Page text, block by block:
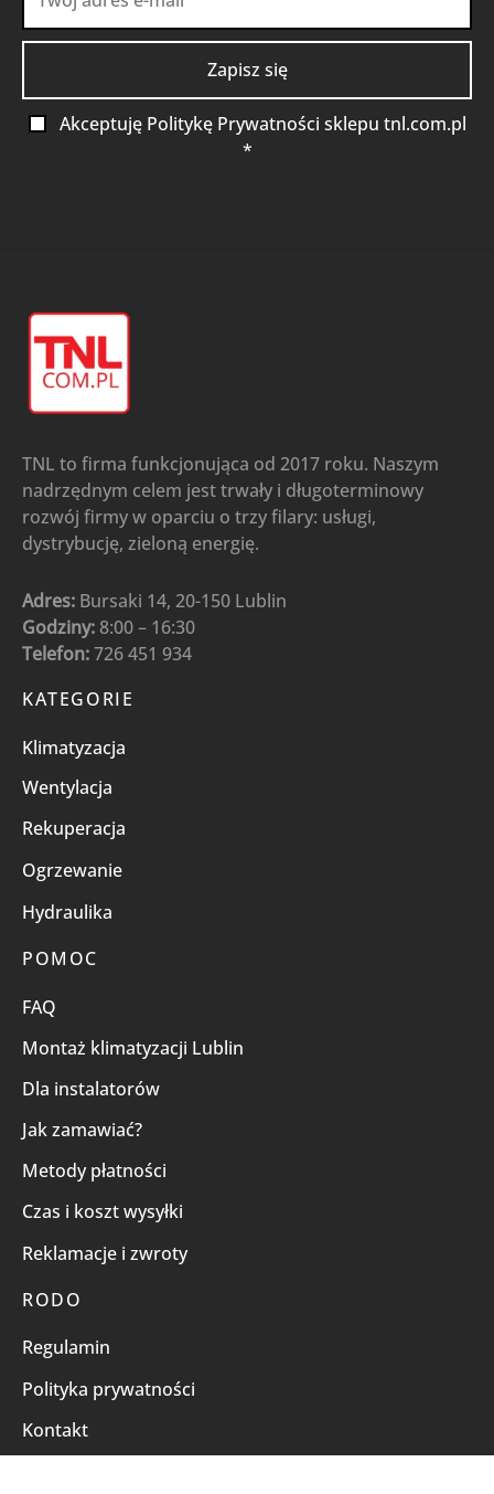
Akceptuję Politykę Prywatności sklepu tnl.com.pl
*
TNL to firma funkcjonująca od 2017 roku. Naszym
nadrzędnym celem jest trwały i długoterminowy
rozwój firmy w oparciu o trzy filary: usługi,
dystrybucję, zieloną energię.
Adres: Bursaki 14, 20-150 Lublin
Godziny: 8:00 – 16:30
Telefon:726 451 934
KATEGORIE
Klimatyzacja
Wentylacja
Rekuperacja
Ogrzewanie
Hydraulika
POMOC
FAQ
Montaż klimatyzacji Lublin
Dla instalatorów
Jak zamawiać?
Metody płatności
Czas i koszt wysyłki
Reklamacje i zwroty
RODO
Regulamin
Polityka prywatności
Kontakt